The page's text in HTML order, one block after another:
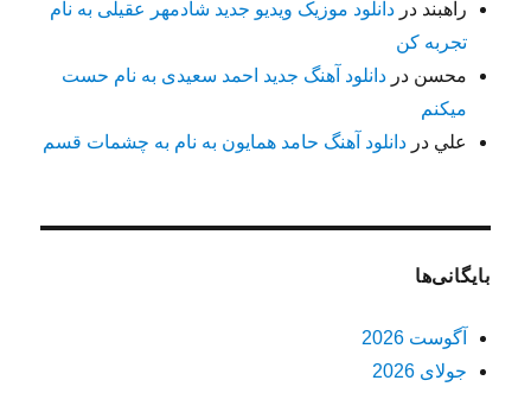
راهبند دردانلود موزیک ویدیو جدید شادمهر عقیلی به نام
تجربه کن
محسن دردانلود آهنگ جدید احمد سعیدی به نام حست
میکنم
علي دردانلود آهنگ حامد همایون به نام به چشمات قسم
بایگانی‌ها
آگوست 2026
جولای 2026